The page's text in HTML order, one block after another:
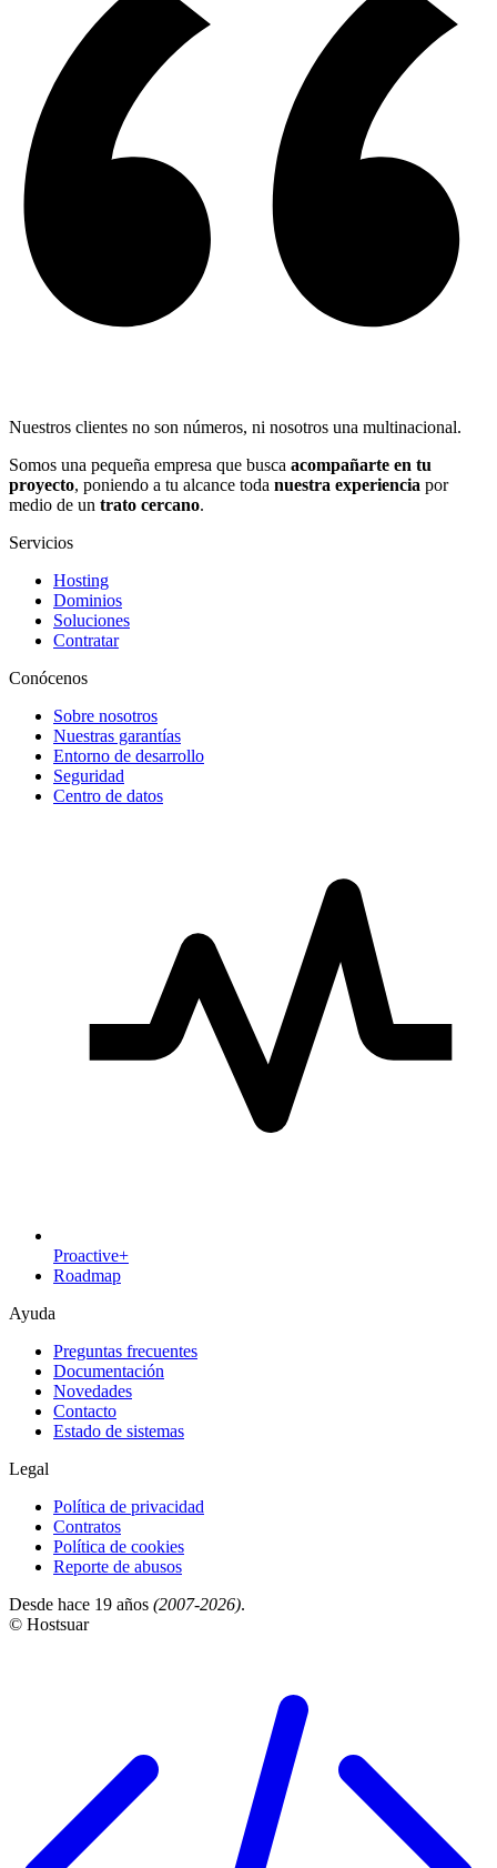
Nuestros clientes no son números, ni nosotros una multinacional.
Somos una pequeña empresa que busca acompañarte en tu
proyecto, poniendo a tu alcance toda nuestra experiencia por
medio de un trato cercano.
Servicios
Hosting
Dominios
Soluciones
Contratar
Conócenos
Sobre nosotros
Nuestras garantías
Entorno de desarrollo
Seguridad
Centro de datos
Proactive+
Roadmap
Ayuda
Preguntas frecuentes
Documentación
Novedades
Contacto
Estado de sistemas
Legal
Política de privacidad
Contratos
Política de cookies
Reporte de abusos
Desde hace 19 años (2007-2026).
© Hostsuar